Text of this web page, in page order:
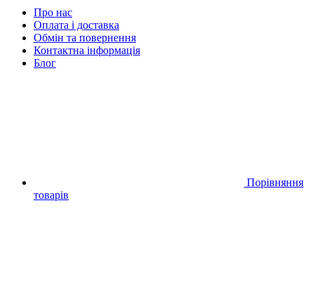
Про нас
Оплата і доставка
Обмін та повернення
Контактна інформація
Блог
Порівняння
товарів